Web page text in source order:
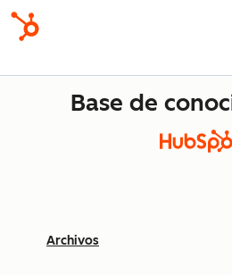
Base de
Archivos